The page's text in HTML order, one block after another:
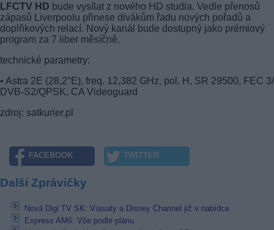
LFCTV HD bude vysílat z nového HD studia. Vedle přenosů
zápasů Liverpoolu přinese divákům řadu nových pořadů a
doplňkových relací. Nový kanál bude dostupný jako prémiový
program za 7 liber měsíčně.
technické parametry:
• Astra 2E (28,2°E), freq. 12,382 GHz, pol. H, SR 29500, FEC
DVB-S2/QPSK, CA Videoguard
zdroj: satkurier.pl
FACEBOOK TWITTER
Další Zprávičky
Nová Digi TV SK: Viasaty a Disney Channel již v nabídce
Express AM6: Vše podle plánu